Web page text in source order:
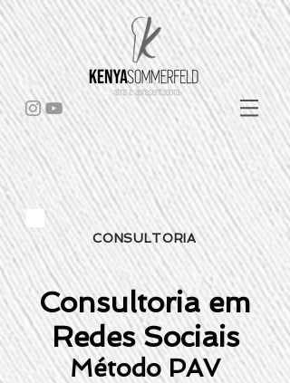
CONSULTORIA
Consultoria em
Redes Sociais
Método PAV